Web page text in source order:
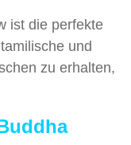
ist die perfekte
und
zu erhalten,